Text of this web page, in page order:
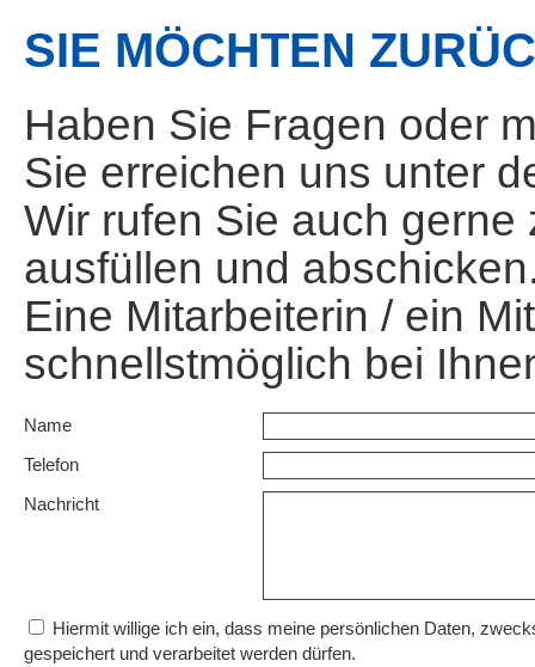
SIE MÖCHTEN
Haben Sie Fragen oder
Sie erreichen uns unter
Wir rufen Sie auch
ausfüllen und
Eine Mitarbeiterin / ein
schnellstmöglich bei
Name
Telefon
Nachricht
Hiermit willige ich ein, dass meine persönlichen Daten,
gespeichert und verarbeitet werden dürfen.